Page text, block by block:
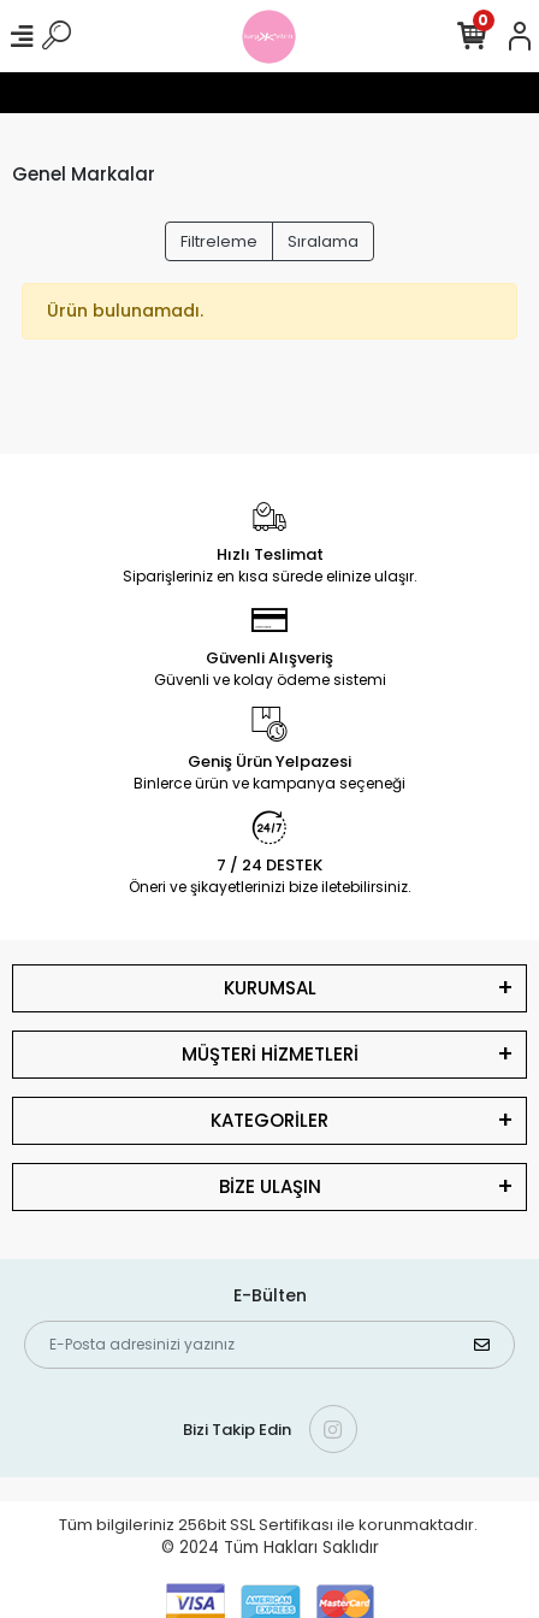
0
Genel Markalar
Filtreleme Sıralama
Ürün bulunamadı.
Hızlı Teslimat
Siparişleriniz en kısa sürede elinize ulaşır.
Güvenli Alışveriş
Güvenli ve kolay ödeme sistemi
Geniş Ürün Yelpazesi
Binlerce ürün ve kampanya seçeneği
7 / 24 DESTEK
Öneri ve şikayetlerinizi bize iletebilirsiniz.
KURUMSAL
MÜŞTERİ HİZMETLERİ
KATEGORİLER
BİZE ULAŞIN
E-Bülten
Bizi Takip Edin
Tüm bilgileriniz 256bit SSL Sertifikası ile korunmaktadır.
© 2024 Tüm Hakları Saklıdır